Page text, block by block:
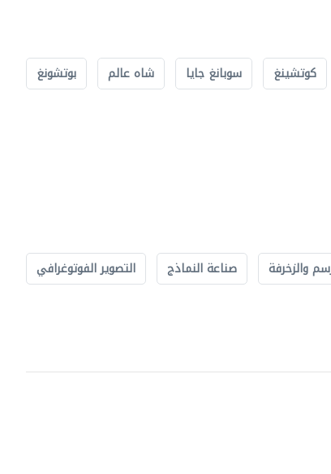
كوتشينغ سوبانغ جايا شاه عالم بوتشونغ
والزخرفة صناعة النماذج
التصوير الفوتوغرافي